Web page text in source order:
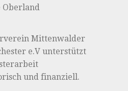
Oberland
Mittenwalder
e.V unterstützt
und finanziell.